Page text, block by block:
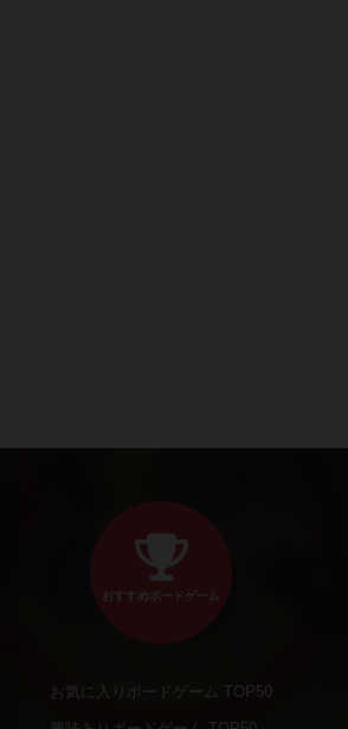
おすすめボードゲーム
お気に入りボードゲーム TOP50